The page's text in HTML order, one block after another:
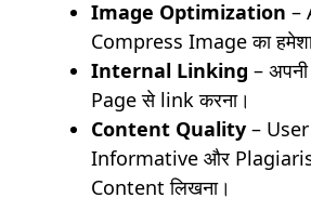
Image Optimization –
Compress Image का हमेशा
Internal Linking –
Page से link करना।
Content Quality –
Informative और
Content लिखना।